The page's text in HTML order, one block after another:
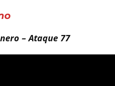
– Ataque 77